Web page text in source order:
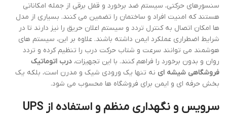
سنسورهای حرکتی، سیستم ضد برخورد و قفل برقی از جمله امکاناتی
هستند که امنیت افراد و ساختمان را تضمین می کنند. بسیاری از مدل
ها امکان اتصال به کنترل تردد و سیستم اعلان حریق را نیز دارند تا در
شرایط اضطراری عملکرد ایمن داشته باشند. علاوه بر این، سیستم های
هوشمند می توانند سرعت و شتاب حرکت درب را تنظیم کرده و تردد
روان و بدون برخورد را فراهم کنند. با این تجهیزات، درب اتوماتیک
فروشگاهی شیشه ای نه تنها یک ورودی شیک و مدرن است، بلکه یک
بخش حرفه ای و ایمن برای فروشگاه ها محسوب می شود.
سرویس و نگهداری منظم و استفاده از UPS